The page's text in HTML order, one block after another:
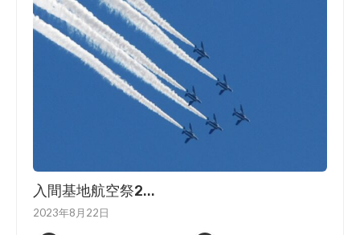
入間基地航空祭2...
2023年8月22日